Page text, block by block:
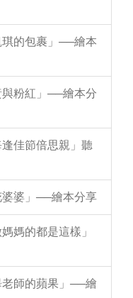
的包裹」──繪本
粉紅」──繪本分
佳節倍思親」聽
婆」──繪本分享
媽的都是這樣」
師的蘋果」──繪